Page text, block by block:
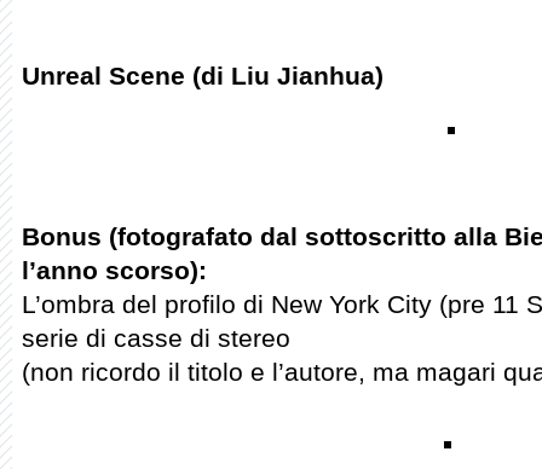
Unreal Scene (di Liu Jianhua)
Bonus (fotografato dal sottoscritto alla
l’anno scorso):
L’ombra del profilo di New York City (pre 11
serie di casse di stereo
(non ricordo il titolo e l’autore, ma magari